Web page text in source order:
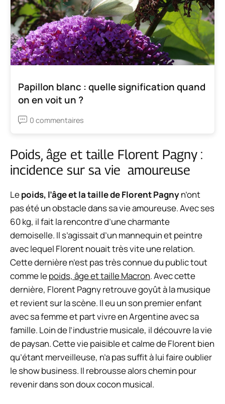
Papillon blanc : quelle signification quand
on en voit un ?
0 commentaires
Poids, âge et taille Florent Pagny :
incidence sur sa vie amoureuse
Lepoids, l’âge et la taille de Florent Pagnyn’ont
pas été un obstacle dans sa vie amoureuse. Avec ses
60 kg, il fait la rencontre d’une charmante
demoiselle. Il s’agissait d’un mannequin et peintre
avec lequel Florent nouait très vite une relation.
Cette dernière n’est pas très connue du public tout
comme lepoids, âge et taille Macron. Avec cette
dernière, Florent Pagny retrouve goyût à la musique
et revient sur la scène. Il eu un son premier enfant
avec sa femme et part vivre en Argentine avec sa
famille. Loin de l’industrie musicale, il découvre la vie
de paysan. Cette vie paisible et calme de Florent bien
qu’étant merveilleuse, n’a pas suffit à lui faire oublier
le show business. Il rebrousse alors chemin pour
revenir dans son doux cocon musical.